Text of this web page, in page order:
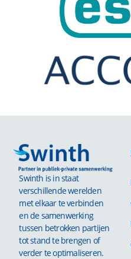
Swinth is in staat
verschillende werelden
met elkaar te verbinden
en de samenwerking
tussen betrokken partijen
tot stand te brengen of
verder te optimaliseren.